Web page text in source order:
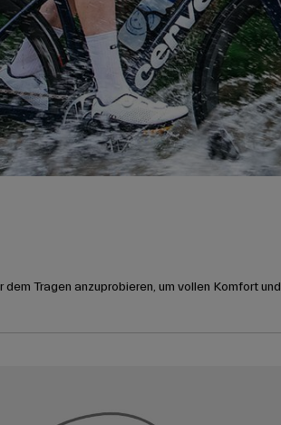
Tragen anzuprobieren, um vollen Komfort und